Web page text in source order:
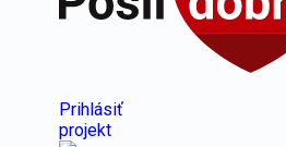
Prihlásiť
projekt